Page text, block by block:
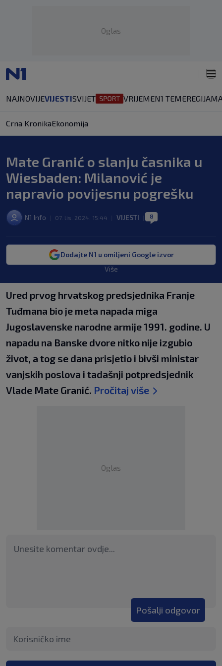
Oglas
NAJNOVIJEVIJESTISVIJET VRIJEMEN1 TEMEREGIJA
Crna KronikaEkonomija
Mate Granić o slanju časnika u
Wiesbaden: Milanović je
napravio povijesnu pogrešku
N1 Info 07. lis. 2024. 15:44 VIJESTI 8
Dodajte N1 u omiljeni Google izvor
Više
Ured prvog hrvatskog predsjednika Franje
Tuđmana bio je meta napada miga
Jugoslavenske narodne armije 1991. godine. U
napadu na Banske dvore nitko nije izgubio
život, a tog se dana prisjetio i bivši ministar
vanjskih poslova i tadašnji potpredsjednik
Vlade Mate Granić. Pročitaj više
Oglas
Pošalji odgovor